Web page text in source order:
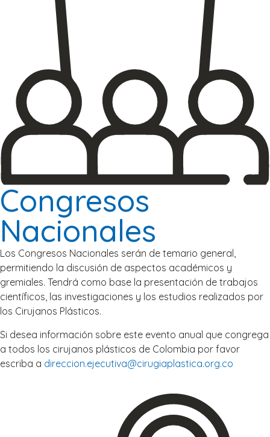
Congresos
Nacionales
Los Congresos Nacionales serán de temario general,
permitiendo la discusión de aspectos académicos y
gremiales. Tendrá como base la presentación de trabajos
científicos, las investigaciones y los estudios realizados por
los Cirujanos Plásticos.
Si desea información sobre este evento anual que congrega
a todos los cirujanos plásticos de Colombia por favor
escriba a direccion.ejecutiva@cirugiaplastica.org.co